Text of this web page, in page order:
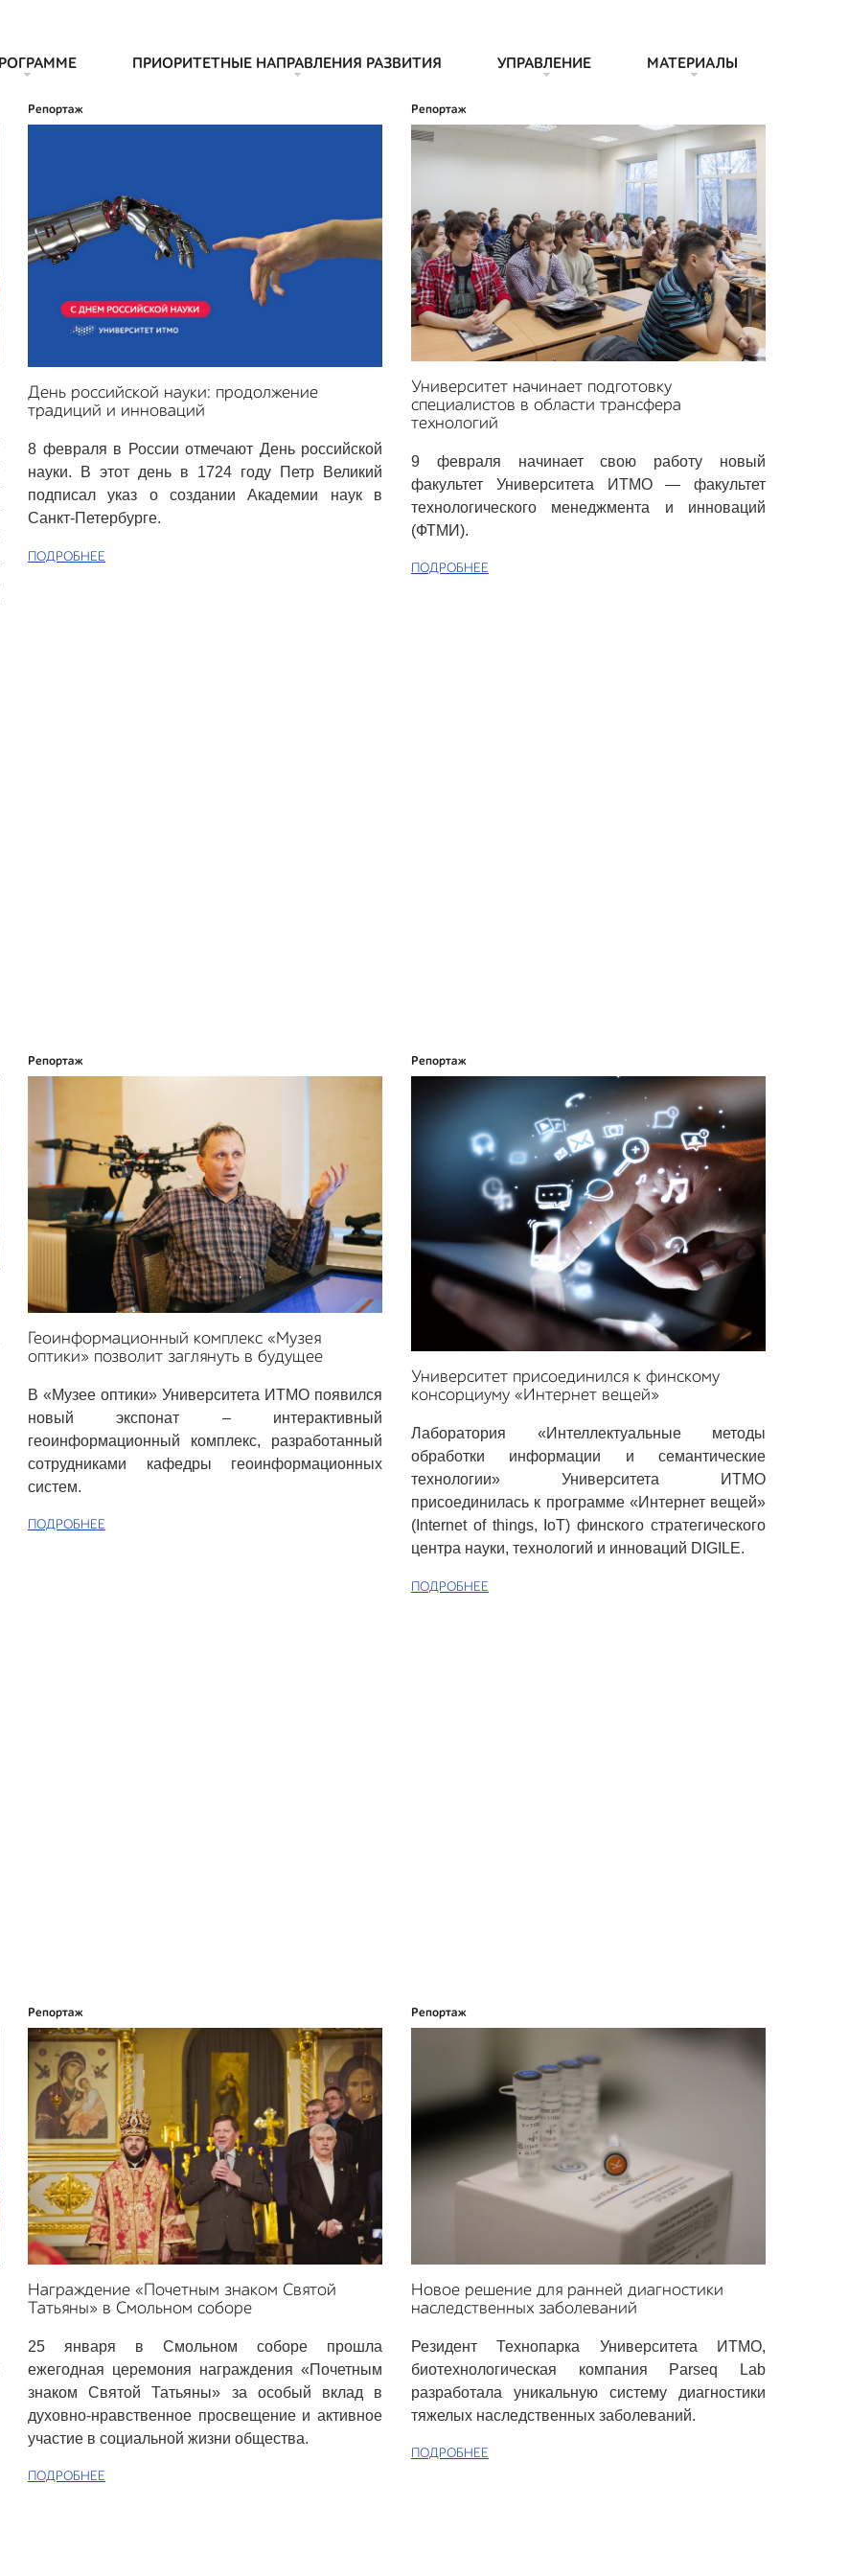
ПРИОРИТЕТНЫЕ НАПРАВЛЕНИЯ РАЗВИТИЯ УПРАВЛЕНИЕ МАТЕРИАЛЫ
Репортаж
День российской науки: продолжение
традиций и инноваций
8 февраля в России отмечают День российской
науки. В этот день в 1724 году Петр Великий
подписал указ о создании Академии наук в
Санкт-Петербурге.
ПОДРОБНЕЕ
Репортаж
Университет начинает подготовку
специалистов в области трансфера
технологий
9 февраля начинает свою работу новый
факультет Университета ИТМО — факультет
технологического менеджмента и инноваций
(ФТМИ).
ПОДРОБНЕЕ
Репортаж
Геоинформационный комплекс «Музея
оптики» позволит заглянуть в будущее
В «Музее оптики» Университета ИТМО появился
новый экспонат – интерактивный
геоинформационный комплекс, разработанный
сотрудниками кафедры геоинформационных
систем.
ПОДРОБНЕЕ
Репортаж
Университет присоединился к финскому
консорциуму «Интернет вещей»
Лаборатория «Интеллектуальные методы
обработки информации и семантические
технологии» Университета ИТМО
присоединилась к программе «Интернет вещей»
(Internet of things, IoT) финского стратегического
центра науки, технологий и инноваций DIGILE.
ПОДРОБНЕЕ
Репортаж
Награждение «Почетным знаком Святой
Татьяны» в Смольном соборе
25 января в Смольном соборе прошла
ежегодная церемония награждения «Почетным
знаком Святой Татьяны» за особый вклад в
духовно-нравственное просвещение и активное
участие в социальной жизни общества.
ПОДРОБНЕЕ
Репортаж
Новое решение для ранней диагностики
наследственных заболеваний
Резидент Технопарка Университета ИТМО,
биотехнологическая компания Parseq Lab
разработала уникальную систему диагностики
тяжелых наследственных заболеваний.
ПОДРОБНЕЕ